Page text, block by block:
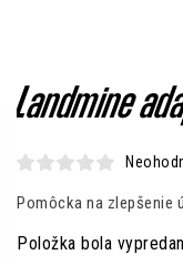
Landmine
Pomôcka na zlepšenie
Položka bola